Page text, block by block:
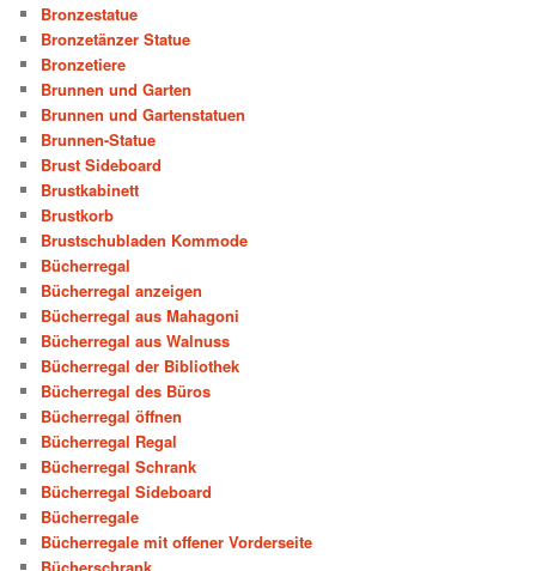
Bronzestatue
Bronzetänzer Statue
Bronzetiere
Brunnen und Garten
Brunnen und Gartenstatuen
Brunnen-Statue
Brust Sideboard
Brustkabinett
Brustkorb
Brustschubladen Kommode
Bücherregal
Bücherregal anzeigen
Bücherregal aus Mahagoni
Bücherregal aus Walnuss
Bücherregal der Bibliothek
Bücherregal des Büros
Bücherregal öffnen
Bücherregal Regal
Bücherregal Schrank
Bücherregal Sideboard
Bücherregale
Bücherregale mit offener Vorderseite
Bücherschrank